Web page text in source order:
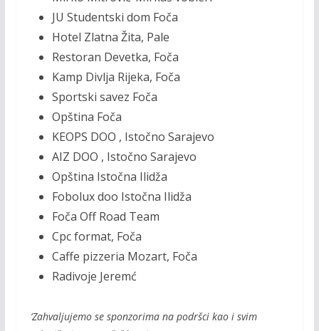
JU Studentski dom Foča
Hotel Zlatna Žita, Pale
Restoran Devetka, Foča
Kamp Divlja Rijeka, Foča
Sportski savez Foča
Opština Foča
KEOPS DOO , Istočno Sarajevo
AIZ DOO , Istočno Sarajevo
Opština Istočna Ilidža
Fobolux doo Istočna Ilidža
Foča Off Road Team
Cpc format, Foča
Caffe pizzeria Mozart, Foča
Radivoje Jeremć
‘Zahvaljujemo se sponzorima na podršci kao i svim